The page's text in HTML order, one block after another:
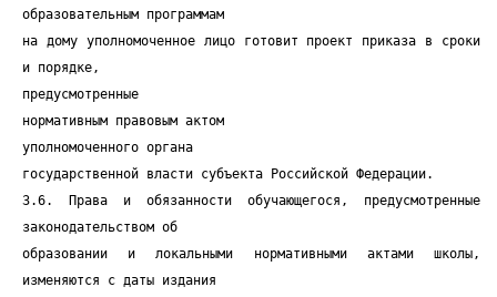
образовательным программам
на дому уполномоченное лицо готовит проект приказа в сроки
и порядке,
предусмотренные
нормативным правовым актом
уполномоченного органа
государственной власти субъекта Российской Федерации.
3.6. Права и обязанности обучающегося, предусмотренные
законодательством об
образовании и локальными нормативными актами школы,
изменяются с даты издания